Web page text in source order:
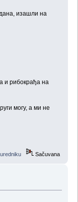
изашли на
и рибокрађа на
могу, а ми не
Sačuvana